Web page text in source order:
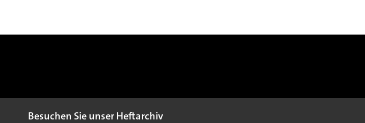
Besuchen Sie unser Heftarchiv